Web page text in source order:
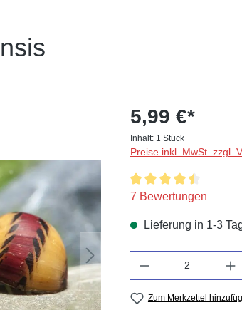
5,99 €*
Inhalt: 1 Stück
Preise inkl. MwSt. zzgl.
Durchschnittliche
7 Bewertungen
Lieferung in 1-3
Zum Merkzettel